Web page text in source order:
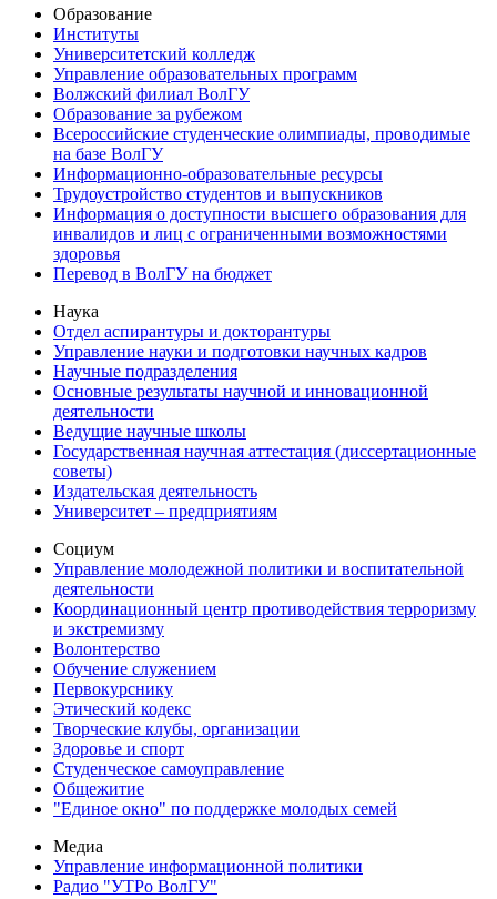
Образование
Институты
Университетский колледж
Управление образовательных программ
Волжский филиал ВолГУ
Образование за рубежом
Всероссийские студенческие олимпиады, проводимые
на базе ВолГУ
Информационно-образовательные ресурсы
Трудоустройство студентов и выпускников
Информация о доступности высшего образования для
инвалидов и лиц с ограниченными возможностями
здоровья
Перевод в ВолГУ на бюджет
Наука
Отдел аспирантуры и докторантуры
Управление науки и подготовки научных кадров
Научные подразделения
Основные результаты научной и инновационной
деятельности
Ведущие научные школы
Государственная научная аттестация (диссертационные
советы)
Издательская деятельность
Университет – предприятиям
Социум
Управление молодежной политики и воспитательной
деятельности
Координационный центр противодействия терроризму
и экстремизму
Волонтерство
Обучение служением
Первокурснику
Этический кодекс
Творческие клубы, организации
Здоровье и спорт
Студенческое самоуправление
Общежитие
"Единое окно" по поддержке молодых семей
Медиа
Управление информационной политики
Радио "УТРо ВолГУ"